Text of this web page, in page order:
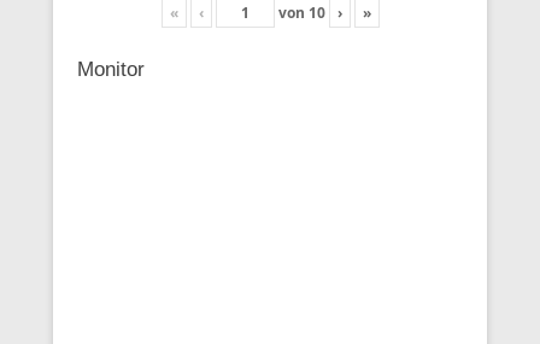
« ‹ von 10 › »
Monitor